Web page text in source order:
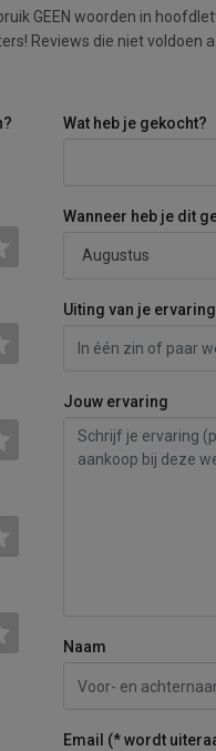
GEEN woorden in
Reviews die niet voldoen
Wat heb je gekocht?
Wanneer heb je dit
Uiting van je ervaring
Jouw ervaring
Naam
Email (* wordt